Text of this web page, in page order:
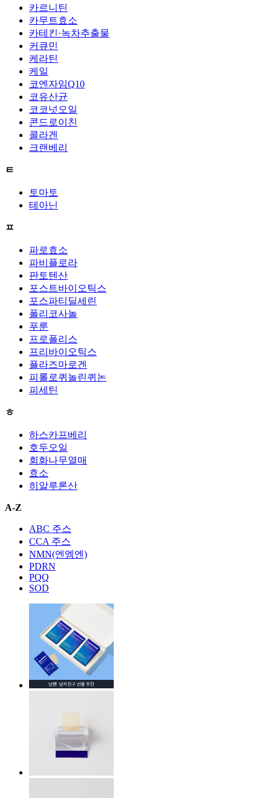
카르니틴
카무트효소
카테킨·녹차추출물
커큐민
케라틴
케일
코엔자임Q10
코유산균
코코넛오일
콘드로이친
콜라겐
크랜베리
ㅌ
토마토
테아닌
ㅍ
파로효소
파비플로라
판토텐산
포스트바이오틱스
포스파티딜세린
폴리코사놀
푸룬
프로폴리스
프리바이오틱스
플라즈마로겐
피롤로퀴놀린퀴논
피세틴
ㅎ
하스카프베리
호두오일
회화나무열매
효소
히알루론산
A-Z
ABC 주스
CCA 주스
NMN(엔엠엔)
PDRN
PQQ
SOD